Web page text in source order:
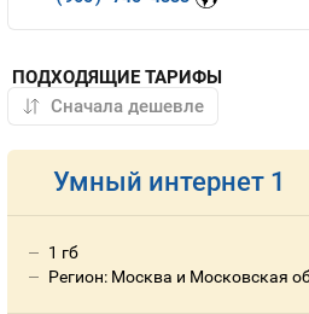
ПОДХОДЯЩИЕ ТАРИФЫ
Умный интернет 1
1 гб
Регион: Москва и Московская